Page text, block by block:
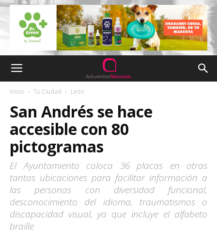
Inicio Tu Ciudad León
San Andrés se hace
accesible con 80
pictogramas
El Ayuntamiento coloca 36 placas en otras
tantas ubicaciones para facilitar información a
las personas con diversidad funcional,
desconocimiento del idioma, traumatismos o
discapacidad visual, ya que incluye el alfabeto
braille